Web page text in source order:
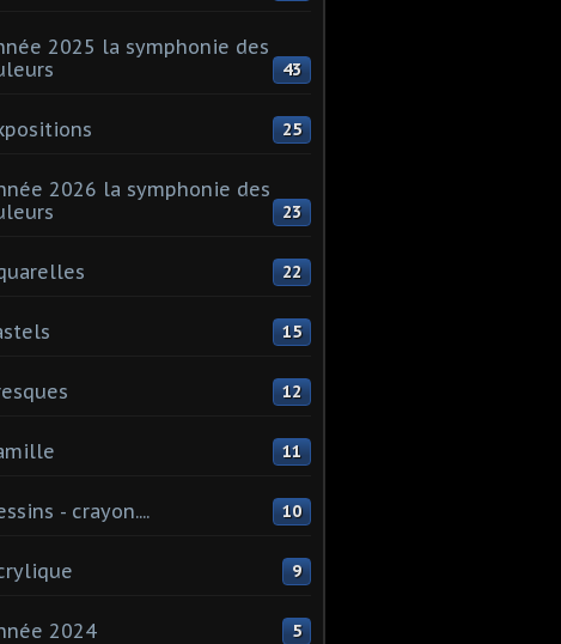
2025 la symphonie des
43
25
2026 la symphonie des
23
22
15
12
11
- crayon.... 10
9
2024 5